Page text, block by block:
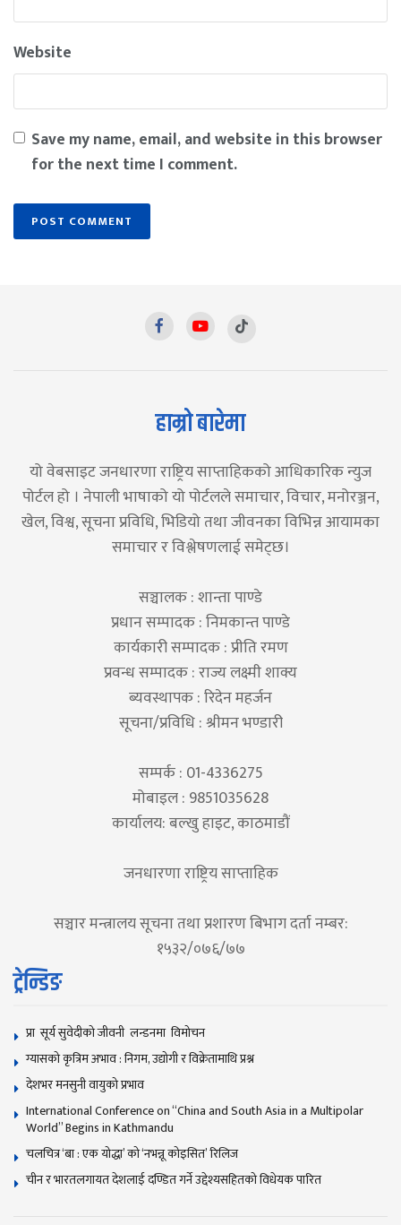
Website
Save my name, email, and website in this browser
for the next time I comment.
हाम्रो बारेमा
यो वेबसाइट जनधारणा राष्ट्रिय साप्ताहिकको आधिकारिक न्युज
पोर्टल हो । नेपाली भाषाको यो पोर्टलले समाचार, विचार, मनोरञ्जन,
खेल, विश्व, सूचना प्रविधि, भिडियो तथा जीवनका विभिन्न आयामका
समाचार र विश्लेषणलाई समेट्छ।
सञ्चालक : शान्ता पाण्डे
प्रधान सम्पादक : निमकान्त पाण्डे
कार्यकारी सम्पादक : प्रीति रमण
प्रवन्ध सम्पादक : राज्य लक्ष्मी शाक्य
ब्यवस्थापक : रिदेन महर्जन
सूचना/प्रविधि : श्रीमन भण्डारी
सम्पर्क : 01-4336275
मोबाइल : 9851035628
कार्यालय: बल्खु हाइट, काठमाडौं
जनधारणा राष्ट्रिय साप्ताहिक
सञ्चार मन्त्रालय सूचना तथा प्रशारण बिभाग दर्ता नम्बर:
१५३२/०७६/७७
ट्रेन्डिङ
प्रा सूर्य सुवेदीको जीवनी लन्डनमा विमोचन
ग्यासको कृत्रिम अभाव : निगम, उद्योगी र विक्रेतामाथि प्रश्न
देशभर मनसुनी वायुको प्रभाव
International Conference on “China and South Asia in a Multipolar
World” Begins in Kathmandu
चलचित्र ‘बा : एक योद्धा’ को ‘नभन्नू कोइसित’ रिलिज
चीन र भारतलगायत देशलाई दण्डित गर्ने उद्देश्यसहितको विधेयक पारित